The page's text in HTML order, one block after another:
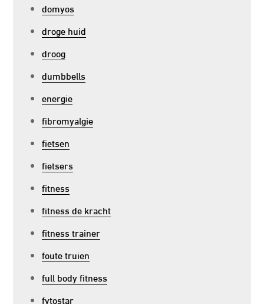
domyos
droge huid
droog
dumbbells
energie
fibromyalgie
fietsen
fietsers
fitness
fitness de kracht
fitness trainer
foute truien
full body fitness
fytostar